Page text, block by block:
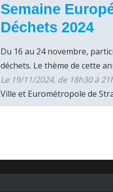
Semaine
Déchets 2024
Du 16 au 24 novembre,
déchets. Le thème de cette
Le 19/11/2024, de 18h30 à
Ville et Eurométropole de